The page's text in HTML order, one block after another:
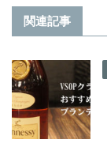
関連記事